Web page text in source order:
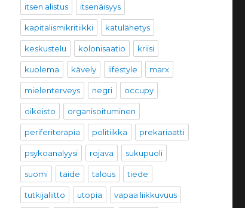
itsen alistus itsenäisyys
kapitalismikritiikki katulähetys
keskustelu kolonisaatio kriisi
kuolema kävely lifestyle marx
mielenterveys negri occupy
oikeisto organisoituminen
periferiterapia politiikka prekariaatti
psykoanalyysi rojava sukupuoli
suomi taide talous tiede
tutkijaliitto utopia vapaa liikkuvuus